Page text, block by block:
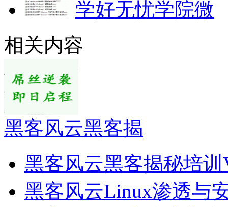
学好无忧学院微
相关内容
黑客风云黑客揭
黑客风云黑客揭秘培
黑客风云Linux渗透与